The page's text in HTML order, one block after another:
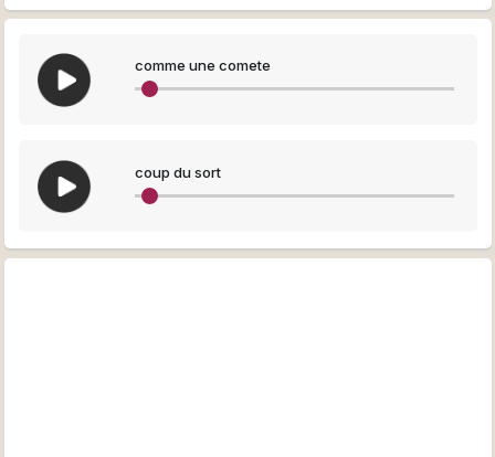
comme une comete
coup du sort